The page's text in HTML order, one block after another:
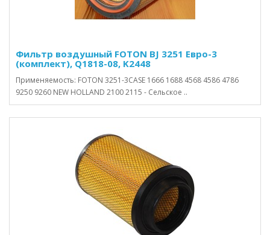
Фильтр воздушный FOTON BJ 3251 Евро-3
(комплект), Q1818-08, K2448
Применяемость: FOTON 3251-3CASE 1666 1688 4568 4586 4786
9250 9260 NEW HOLLAND 2100 2115 - Сельское ..